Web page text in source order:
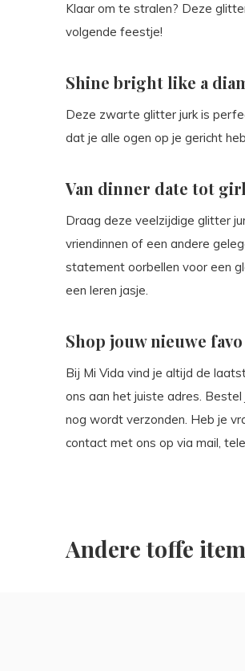
Klaar om te stralen? Deze
volgende feestje!
Shine bright like a
Deze zwarte glitter jurk is
dat je alle ogen op je gericht
Van dinner date tot
Draag deze veelzijdige glitter
vriendinnen of een andere
statement oorbellen voor een
een leren jasje.
Shop jouw nieuwe
Bij Mi Vida vind je altijd de
ons aan het juiste adres.
nog wordt verzonden. Heb je
contact met ons op via mail,
Andere toffe